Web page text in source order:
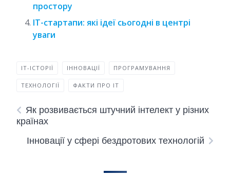
простору
IT-стартапи: які ідеї сьогодні в центрі
уваги
IT-ІСТОРІЇ ІННОВАЦІЇ ПРОГРАМУВАННЯ
ТЕХНОЛОГІЇ ФАКТИ ПРО IT
Як розвивається штучний інтелект у різних
країнах
Інновації у сфері бездротових технологій